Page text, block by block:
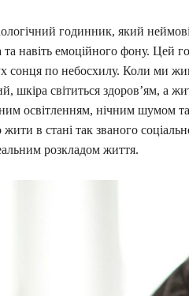
годинник, який
та навіть емоційного фону. Цей
сонця по небосхилу. Коли ми
шкіра світиться здоров’ям, а
освітленням, нічним шумом та
в стані так званого
розкладом життя.